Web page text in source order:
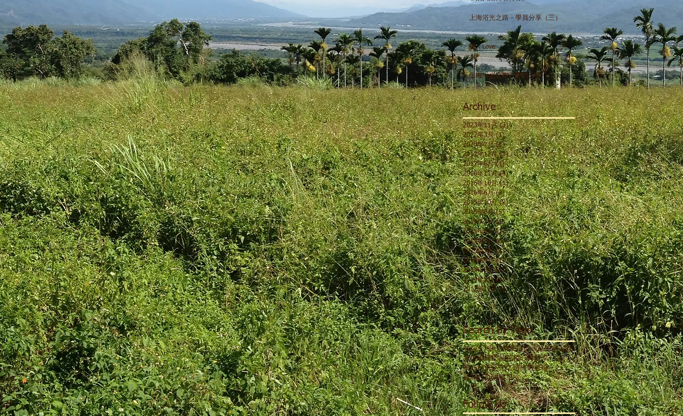
Agni's Talk亞特蘭提斯水晶療癒冥想
大地療癒巴赫花精心得分享
星光精華浴光之路療癒脈輪
蓮花針灸阿格尼
Follow Us
上海浴光之路－學員分享（三）
愛。Love
上海浴光之路－學員分享（二）
Search By Tags
Archive
2023年11月 (3)3 篇文章
2022年3月 (1)1 篇文章
2020年7月 (1)1 篇文章
2017年12月 (1)1 篇文章
2017年6月 (1)1 篇文章
2016年11月 (4)4 篇文章
2016年10月 (1)1 篇文章
2016年6月 (2)2 篇文章
2015年10月 (2)2 篇文章
2015年8月 (5)5 篇文章
2015年7月 (1)1 篇文章
2015年6月 (1)1 篇文章
2015年5月 (5)5 篇文章
2015年3月 (2)2 篇文章
2014年4月 (1)1 篇文章
2014年3月 (1)1 篇文章
2014年2月 (1)1 篇文章
2012年12月 (1)1 篇文章